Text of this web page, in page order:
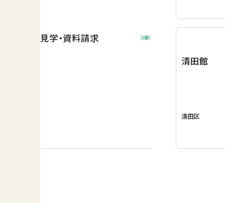
見学・資料請求
清田館
清田区